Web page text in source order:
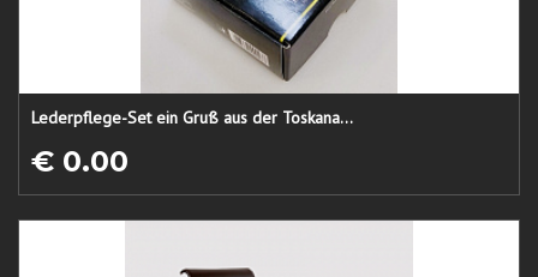
Lederpflege-Set ein Gruß aus der Toskana...
€ 0.00